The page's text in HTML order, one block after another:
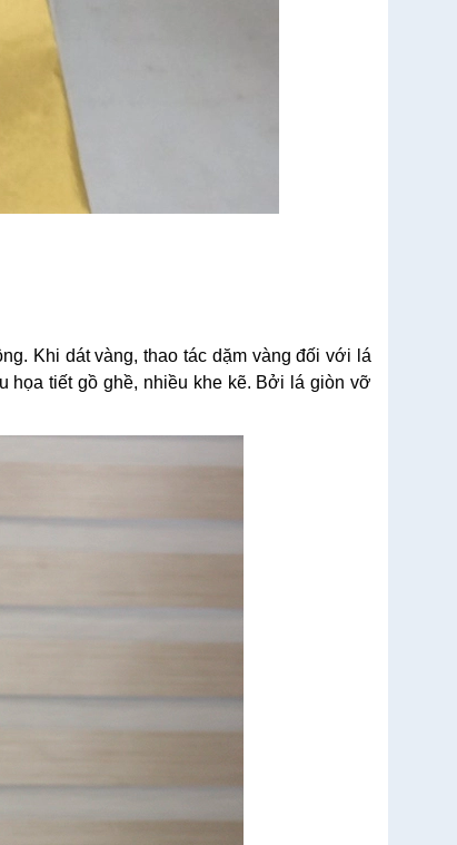
Khi dát vàng, thao tác dặm vàng đối với lá
họa tiết gồ ghề, nhiều khe kẽ. Bởi lá giòn vỡ